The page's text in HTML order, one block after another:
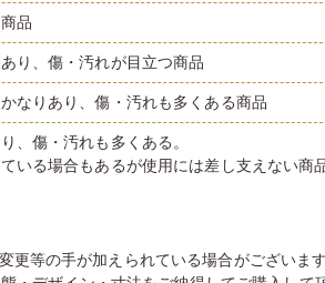
品
り、傷・汚れが目立つ商品
なりあり、傷・汚れも多くある商品
、傷・汚れも多くある。
いる場合もあるが使用には差し支えない商
更等の手が加えられている場合がございま